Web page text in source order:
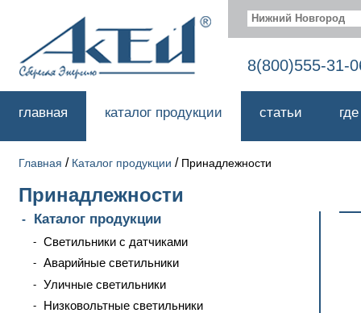
Нижний Новгород
8(800)555-31-
главная каталог продукции статьи
Главная / Каталог продукции / Принадлежности
Принадлежности
Каталог продукции
Светильники с датчиками
Аварийные светильники
Уличные светильники
Низковольтные светильники